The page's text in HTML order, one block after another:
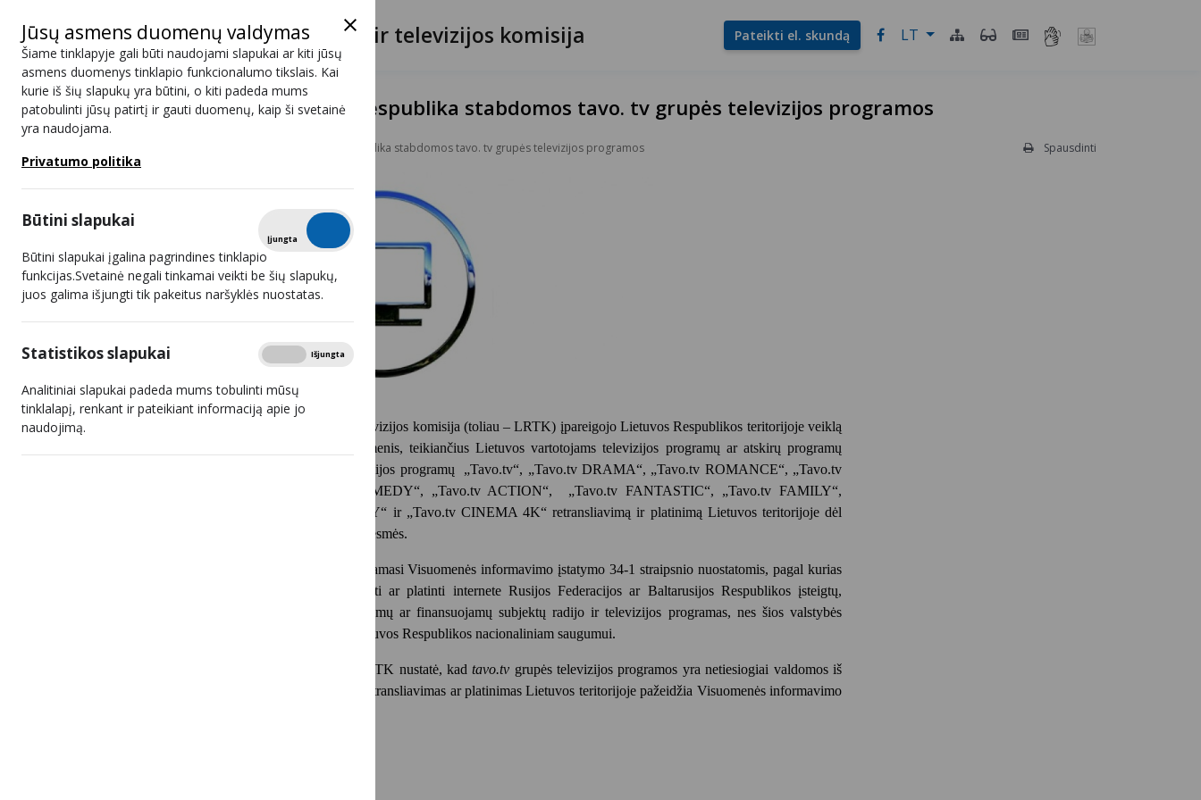
Jūsų asmens duomenų valdymas
Šiame tinklapyje gali būti naudojami slapukai ar kiti jūsų
asmens duomenys tinklapio funkcionalumo tikslais. Kai
kurie iš šių slapukų yra būtini, o kiti padeda mums
patobulinti jūsų patirtį ir gauti duomenų, kaip ši svetainė
yra naudojama.
Privatumo politika
Būtini slapukai
Tikrinti
Įjungta
Būtini slapukai įgalina pagrindines tinklapio
funkcijas.Svetainė negali tinkamai veikti be šių slapukų,
juos galima išjungti tik pakeitus naršyklės nuostatas.
Statistikos slapukai Rodyti Išjungta
Analitiniai slapukai padeda mums tobulinti mūsų
tinklalapį, renkant ir pateikiant informaciją apie jo
naudojimą.
Lietuvos radijo ir televizijos komisija Pateikti el. skundą LT
Dėl sąsajų su Baltarusijos Respublika stabdomos tavo. tv grupės televizijos programos
Dėl sąsajų su Baltarusijos Respublika stabdomos tavo. tv grupės televizijos programos Spausdinti
2024 m. liepos 3 d. Lietuvos radijo ir televizijos komisija (toliau – LRTK) įpareigojo Lietuvos Respublikos teritorijoje veiklą
vykdančius retransliuotojus, taip pat kitus asmenis, teikiančius Lietuvos vartotojams televizijos programų ar atskirų programų
platinimo internete paslaugas, sustabdyti televizijos programų „Tavo.tv“, „Tavo.tv DRAMA“, „Tavo.tv ROMANCE“, „Tavo.tv
HORROR“, „Tavo.tv KIDS“, „Tavo.tv COMEDY“, „Tavo.tv ACTION“, „Tavo.tv FANTASTIC“, „Tavo.tv FAMILY“,
„Tavo.tv ADVENTURE“, „Tavo.tv HISTORY“ ir „Tavo.tv CINEMA 4K“ retransliavimą ir platinimą Lietuvos teritorijoje dėl
nacionaliniam saugumui keliamo pavojaus ir grėsmės.
Tokį sprendimą LRTK priėmė vadovaudamasiVisuomenės informavimo įstatymo 34-1 straipsnio nuostatomis, pagal kurias
Lietuvos Respublikoje draudžiama retransliuoti ar platinti internete Rusijos Federacijos ar Baltarusijos Respublikos įsteigtų,
tiesiogiai ar netiesiogiai valdomų, kontroliuojamų ar finansuojamų subjektų radijo ir televizijos programas, nes šios valstybės
nurodytos kaip keliančios pavojų ir grėsmę Lietuvos Respublikos nacionaliniam saugumui.
Š. m. birželio mėn. atlikusi stebėseną LRTK nustatė, kadtavo.tv grupės televizijos programos yra netiesiogiai valdomos iš
Baltarusijos Respublikos, todėl šių programų retransliavimas ar platinimas Lietuvos teritorijoje pažeidžia Visuomenės informavimo